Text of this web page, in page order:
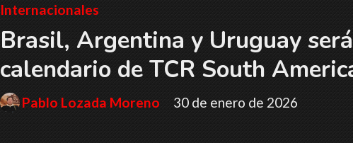
Brasil, Argentina y Uruguay
calendario de TCR South
Internacionales
30 de enero de 2026
Pablo Lozada Moreno